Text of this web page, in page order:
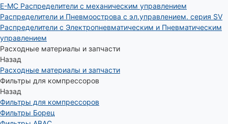
E-MC Распределители с механическим управлением
Распределители и Пневмоострова с эл.управлением. серия SV
Распределители с Электропневматическим и Пневматическим
управлением
Расходные материалы и запчасти
Назад
Расходные материалы и запчасти
Фильтры для компрессоров
Назад
Фильтры для компрессоров
Фильтры Борец